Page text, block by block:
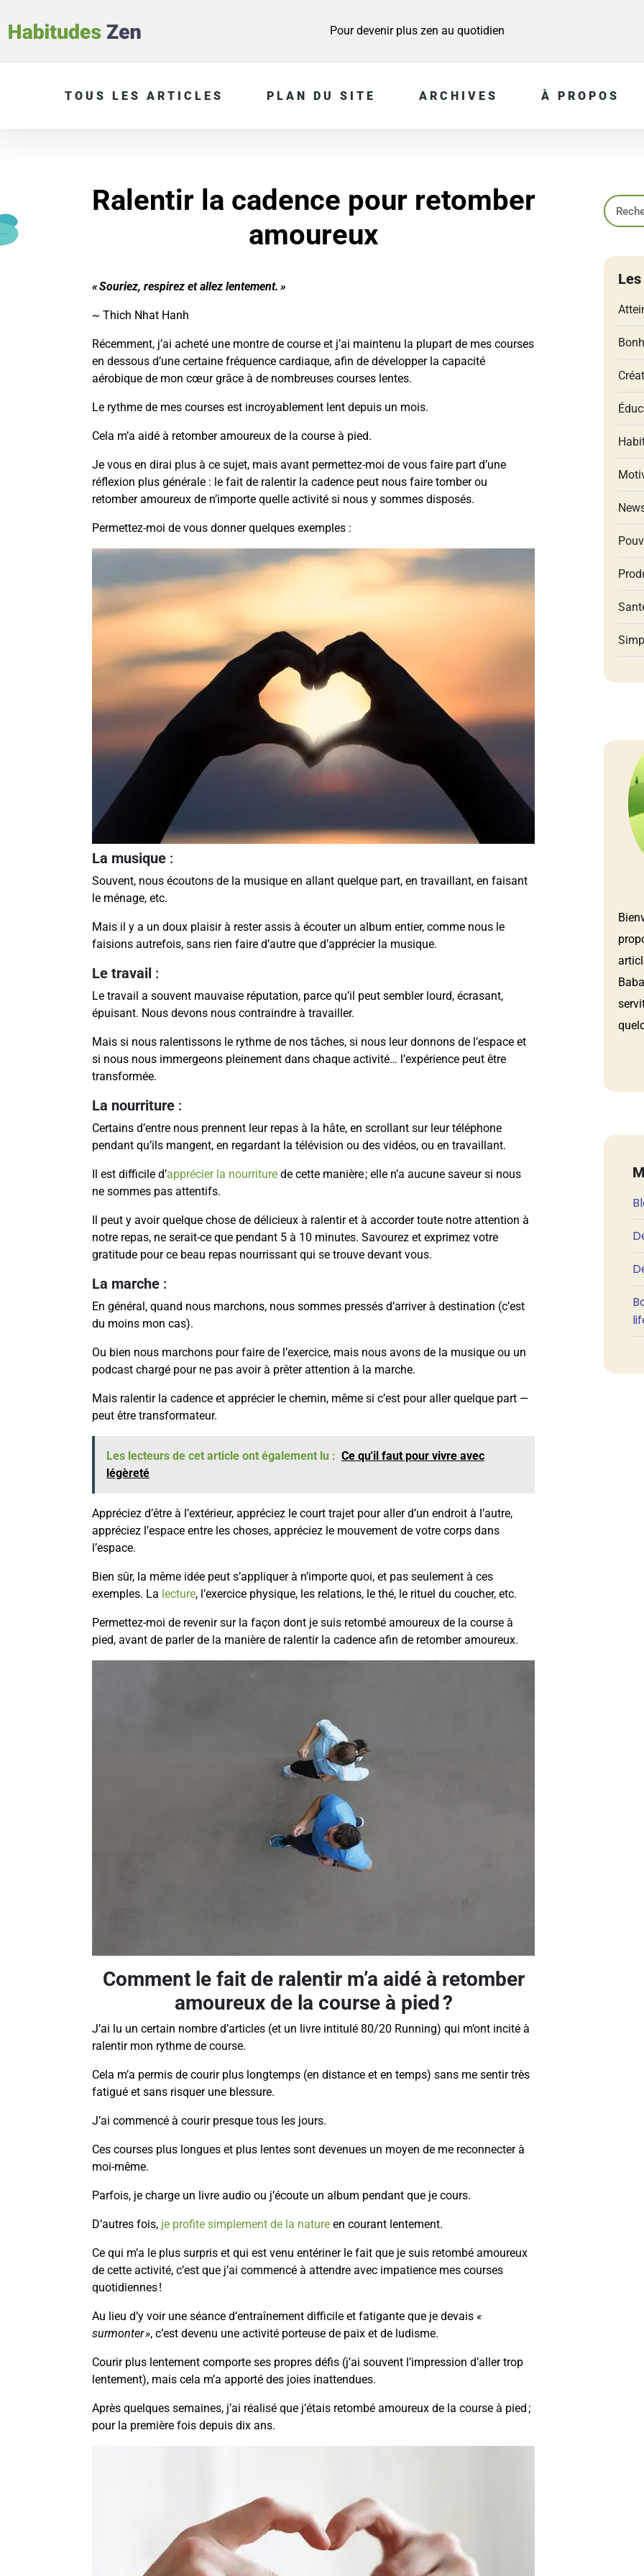
Pour devenir plus zen au quotidien
TOUS LES ARTICLES PLAN DU SITE ARCHIVES À PROPOS
Ralentir la cadence pour retomber
amoureux
« Souriez, respirez et allez lentement. »
~ Thich Nhat Hanh
Récemment, j’ai acheté une montre de course et j’ai maintenu la plupart de mes courses
en dessous d’une certaine fréquence cardiaque, afin de développer la capacité
aérobique de mon cœur grâce à de nombreuses courses lentes.
Le rythme de mes courses est incroyablement lent depuis un mois.
Cela m’a aidé à retomber amoureux de la course à pied.
Je vous en dirai plus à ce sujet, mais avant permettez-moi de vous faire part d’une
réflexion plus générale : le fait de ralentir la cadence peut nous faire tomber ou
retomber amoureux de n’importe quelle activité si nous y sommes disposés.
Permettez-moi de vous donner quelques exemples :
La musique :
Souvent, nous écoutons de la musique en allant quelque part, en travaillant, en faisant
le ménage, etc.
Mais il y a un doux plaisir à rester assis à écouter un album entier, comme nous le
faisions autrefois, sans rien faire d’autre que d’apprécier la musique.
Le travail :
Le travail a souvent mauvaise réputation, parce qu’il peut sembler lourd, écrasant,
épuisant. Nous devons nous contraindre à travailler.
Mais si nous ralentissons le rythme de nos tâches, si nous leur donnons de l’espace et
si nous nous immergeons pleinement dans chaque activité… l’expérience peut être
transformée.
La nourriture :
Certains d’entre nous prennent leur repas à la hâte, en scrollant sur leur téléphone
pendant qu’ils mangent, en regardant la télévision ou des vidéos, ou en travaillant.
Il est difficile d’apprécier la nourriture de cette manière ; elle n’a aucune saveur si nous
ne sommes pas attentifs.
Il peut y avoir quelque chose de délicieux à ralentir et à accorder toute notre attention à
notre repas, ne serait-ce que pendant 5 à 10 minutes. Savourez et exprimez votre
gratitude pour ce beau repas nourrissant qui se trouve devant vous.
La marche :
En général, quand nous marchons, nous sommes pressés d’arriver à destination (c’est
du moins mon cas).
Ou bien nous marchons pour faire de l’exercice, mais nous avons de la musique ou un
podcast chargé pour ne pas avoir à prêter attention à la marche.
Mais ralentir la cadence et apprécier le chemin, même si c’est pour aller quelque part —
peut être transformateur.
Les lecteurs de cet article ont également lu : Ce qu'il faut pour vivre avec
légèreté
Appréciez d’être à l’extérieur, appréciez le court trajet pour aller d’un endroit à l’autre,
appréciez l’espace entre les choses, appréciez le mouvement de votre corps dans
l’espace.
Bien sûr, la même idée peut s’appliquer à n’importe quoi, et pas seulement à ces
exemples. La lecture, l’exercice physique, les relations, le thé, le rituel du coucher, etc.
Permettez-moi de revenir sur la façon dont je suis retombé amoureux de la course à
pied, avant de parler de la manière de ralentir la cadence afin de retomber amoureux.
Comment le fait de ralentir m’a aidé à retomber
amoureux de la course à pied ?
J’ai lu un certain nombre d’articles (et un livre intitulé 80/20 Running) qui m’ont incité à
ralentir mon rythme de course.
Cela m’a permis de courir plus longtemps (en distance et en temps) sans me sentir très
fatigué et sans risquer une blessure.
J’ai commencé à courir presque tous les jours.
Ces courses plus longues et plus lentes sont devenues un moyen de me reconnecter à
moi-même.
Parfois, je charge un livre audio ou j’écoute un album pendant que je cours.
D’autres fois, je profite simplement de la nature en courant lentement.
Ce qui m’a le plus surpris et qui est venu entériner le fait que je suis retombé amoureux
de cette activité, c’est que j’ai commencé à attendre avec impatience mes courses
quotidiennes !
Au lieu d’y voir une séance d’entraînement difficile et fatigante que je devais «
surmonter », c’est devenu une activité porteuse de paix et de ludisme.
Courir plus lentement comporte ses propres défis (j’ai souvent l’impression d’aller trop
lentement), mais cela m’a apporté des joies inattendues.
Après quelques semaines, j’ai réalisé que j’étais retombé amoureux de la course à pied ;
pour la première fois depuis dix ans.